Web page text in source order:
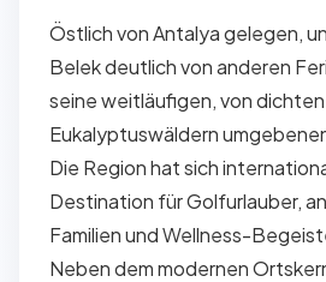
Östlich von Antalya gelegen,
Belek deutlich von anderen
seine weitläufigen, von
Eukalyptuswäldern
Die Region hat sich
Destination für Golfurlauber,
Familien und Wellness-
Neben dem modernen